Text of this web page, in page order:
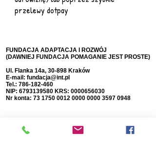
przelewy dotpay
FUNDACJA ADAPTACJA I ROZWÓJ
(DAWNIEJ FUNDACJA POMAGANIE JEST PROSTE)
Ul. Flanka 14a, 30-898 Kraków
E-mail: fundacja@int.pl
Tel.: 786-182-460
NIP: 6793139580 KRS: 0000656030
Nr konta: 73 1750 0012 0000 0000 3597 0948